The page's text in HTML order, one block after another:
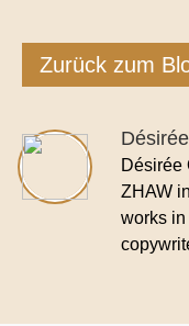
Zurück zum
Désirée
ZHAW
works